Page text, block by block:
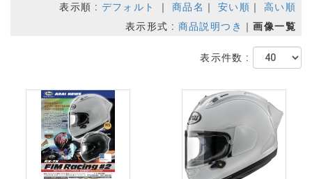
表示順 : デフォルト ｜ 商品名 ｜ 安い順 ｜ 高い順
表示形式 : 商品説明つき ｜画像一覧
表示件数 :